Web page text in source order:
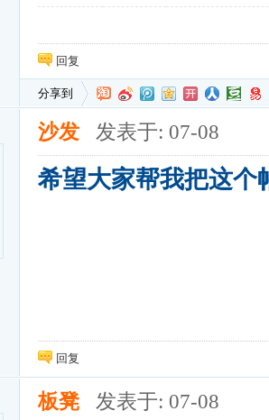
回复
分享到
沙发 发表于: 07-08
希望大家帮我把这个
回复
板凳 发表于: 07-08